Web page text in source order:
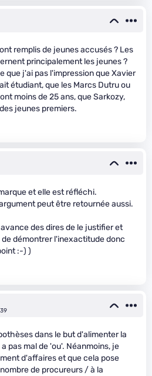
remplis de jeunes accusés ? Les
principalement les jeunes ?
que j'ai pas l'impression que Xavier
étudiant, que les Marcs Dutru ou
moins de 25 ans, que Sarkozy,
jeunes premiers.
et elle est réfléchi.
peut être retournée aussi.
des dires de le justifier et
de démontrer l'inexactitude donc
:-) )
dans le but d'alimenter la
pas mal de 'ou'. Néanmoins, je
d'affaires et que cela pose
de procureurs / à la